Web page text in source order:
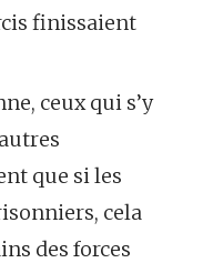
finissaient
ceux qui s’y
que si les
cela
des forces